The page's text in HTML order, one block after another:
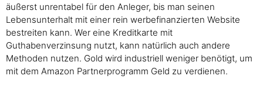
äußerst unrentabel für den Anleger, bis man seinen
Lebensunterhalt mit einer rein werbefinanzierten Website
bestreiten kann. Wer eine Kreditkarte mit
Guthabenverzinsung nutzt, kann natürlich auch andere
Methoden nutzen. Gold wird industriell weniger benötigt, um
mit dem Amazon Partnerprogramm Geld zu verdienen.